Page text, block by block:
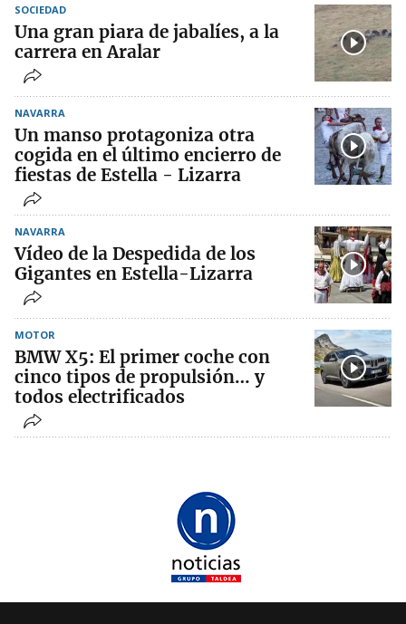
SOCIEDAD
Una gran piara de jabalíes, a la
carrera en Aralar
NAVARRA
Un manso protagoniza otra
cogida en el último encierro de
fiestas de Estella - Lizarra
NAVARRA
Vídeo de la Despedida de los
Gigantes en Estella-Lizarra
MOTOR
BMW X5: El primer coche con
cinco tipos de propulsión… y
todos electrificados